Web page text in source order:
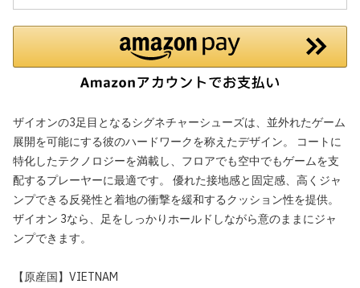
ザイオンの3足目となるシグネチャーシューズは、並外れたゲーム
展開を可能にする彼のハードワークを称えたデザイン。 コートに
特化したテクノロジーを満載し、フロアでも空中でもゲームを支
配するプレーヤーに最適です。 優れた接地感と固定感、高くジャ
ンプできる反発性と着地の衝撃を緩和するクッション性を提供。
ザイオン 3なら、足をしっかりホールドしながら意のままにジャ
ンプできます。
【原産国】VIETNAM